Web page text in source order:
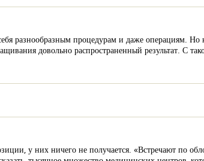
разнообразным процедурам и даже операциям. Но
довольно распространенный результат. С
у них ничего не получается. «Встречают по